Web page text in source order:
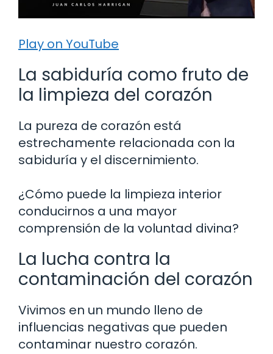
Play on YouTube
La sabiduría como fruto de
la limpieza del corazón
La pureza de corazón está
estrechamente relacionada con la
sabiduría y el discernimiento.
¿Cómo puede la limpieza interior
conducirnos a una mayor
comprensión de la voluntad divina?
La lucha contra la
contaminación del corazón
Vivimos en un mundo lleno de
influencias negativas que pueden
contaminar nuestro corazón.